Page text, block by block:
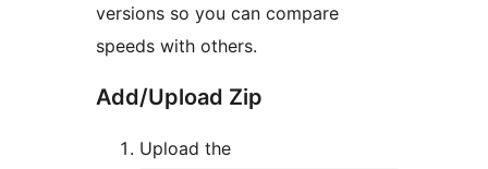
versions so you can compare
speeds with others.
Add/Upload Zip
Upload the